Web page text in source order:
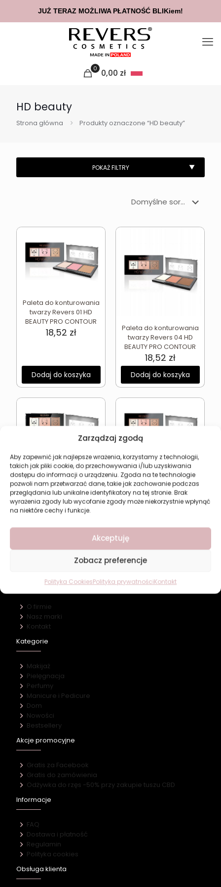
Zarządzaj zgodą
Aby zapewnić jak najlepsze wrażenia, korzystamy z technologii,
takich jak pliki cookie, do przechowywania i/lub uzyskiwania
dostępu do informacji o urządzeniu. Zgoda na te technologie
pozwoli nam przetwarzać dane, takie jak zachowanie podczas
przeglądania lub unikalne identyfikatory na tej stronie. Brak
wyrażenia zgody lub wycofanie zgody może niekorzystnie wpłynąć
na niektóre cechy i funkcje.
Akceptuję
Zobacz preferencje
Polityka CookiesPolityka prywatnościKontakt
0 0,00 zł
HD beauty
Strona główna Produkty oznaczone “HD beauty”
Paleta do konturowania
twarzy Revers 01 HD
BEAUTY PRO CONTOUR
18,52 zł
Dodaj do koszyka
Paleta do konturowania
twarzy Revers 04 HD
BEAUTY PRO CONTOUR
18,52 zł
Dodaj do koszyka
Paleta do konturowania
twarzy Revers HD
BEAUTY PRO CONTOUR
02
18,52zł
Dodaj do koszyka
Paleta do konturowania
twarzy Revers HD
BEAUTY PRO CONTOUR
03
Dodaj do koszyka
Revers Cosmetics
O firmie
Nasz marki
Kontakt
Kategorie
Makijaż
Pielęgnacja
Perfumy
Manicure i Pedicure
Dom
Nowości
Bestsellery
Akcje promocyjne
Gratis za Facebook
Gratis do zamówienia
Odżywka do rzęs -50% przy zakupie tuszu CBD
Informacje
FAQ
Dostawa i płatność
Regulamin
Polityka cookies
Obsługa klienta
JUŻ TERAZ MOŻLIWA PŁATNOŚĆ BLIKiem!